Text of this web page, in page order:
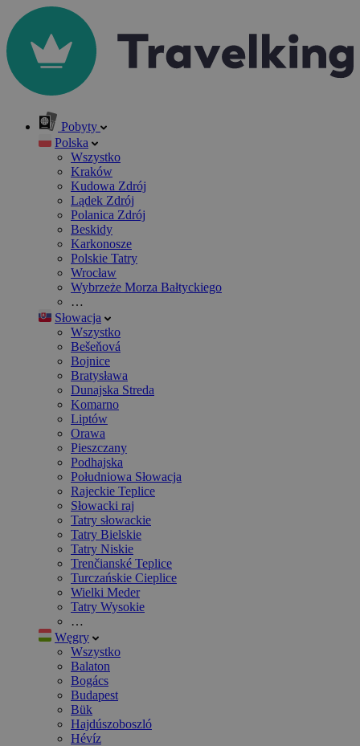
Pobyty
Polska
Wszystko
Kraków
Kudowa Zdrój
Lądek Zdrój
Polanica Zdrój
Beskidy
Karkonosze
Polskie Tatry
Wrocław
Wybrzeże Morza Bałtyckiego
…
Słowacja
Wszystko
Bešeňová
Bojnice
Bratysława
Dunajska Streda
Komarno
Liptów
Orawa
Pieszczany
Podhajska
Południowa Słowacja
Rajeckie Teplice
Słowacki raj
Tatry słowackie
Tatry Bielskie
Tatry Niskie
Trenčianské Teplice
Turczańskie Cieplice
Wielki Meder
Tatry Wysokie
…
Węgry
Wszystko
Balaton
Bogács
Budapest
Bük
Hajdúszoboszló
Hévíz